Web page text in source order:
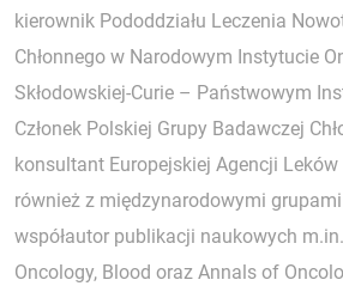
kierownik Pododdziału Leczenia
Chłonnego w Narodowym Instytucie
Skłodowskiej-Curie – Państwowym
Członek Polskiej Grupy Badawczej
konsultant Europejskiej Agencji Leków
również z międzynarodowymi
współautor publikacji naukowych
Oncology, Blood oraz Annals of